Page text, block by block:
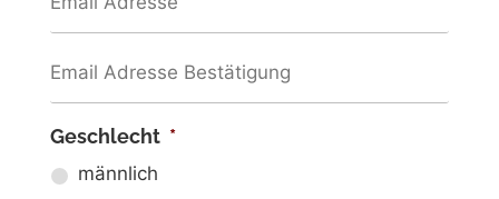
Geschlecht *
männlich